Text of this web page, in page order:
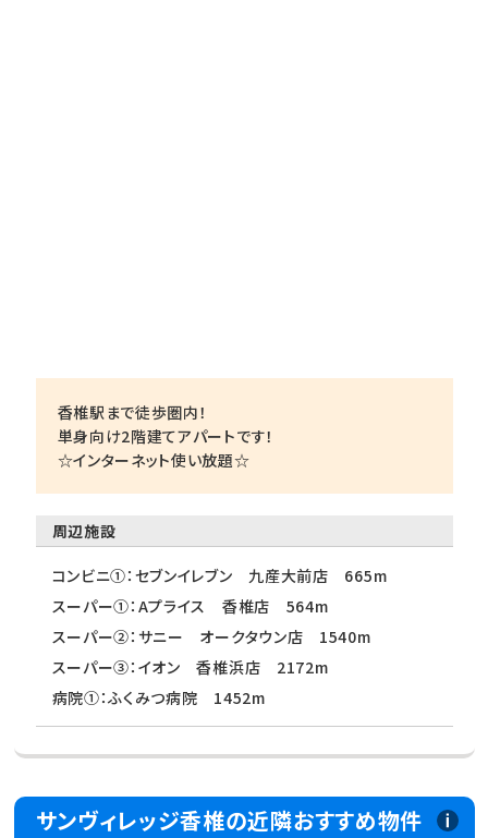
香椎駅まで徒歩圏内！
単身向け2階建てアパートです！
☆インターネット使い放題☆
周辺施設
コンビニ①：セブンイレブン 九産大前店 665m
スーパー①：Aプライス 香椎店 564m
スーパー②：サニー オークタウン店 1540m
スーパー③：イオン 香椎浜店 2172m
病院①：ふくみつ病院 1452m
サンヴィレッジ香椎の近隣おすすめ物件